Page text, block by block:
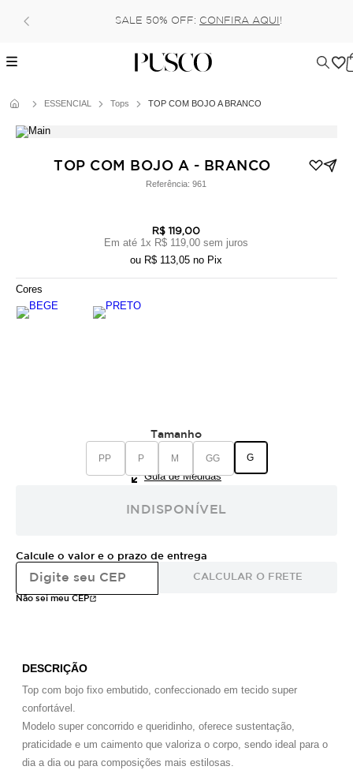
SALE 50% OFF: CONFIRA AQUI !
ESSENCIAL Tops TOP COM BOJO A BRANCO
TOP COM BOJO A - BRANCO
Referência:961
R$ 119,00
Em até 1x R$ 119,00 sem juros
ou R$ 113,05 no Pix
Cores
Tamanho
PP P M GG G
Guia de Medidas
INDISPONÍVEL
Calcule o valor e o prazo de entrega
CALCULAR O FRETE
Não sei meu CEP
DESCRIÇÃO
Top com bojo fixo embutido, confeccionado em tecido super
confortável.
Modelo super concorrido e queridinho , oferece sustentação,
praticidade e um caimento que valoriza o corpo, sendo ideal para o
dia a dia ou para composições mais estilosas.